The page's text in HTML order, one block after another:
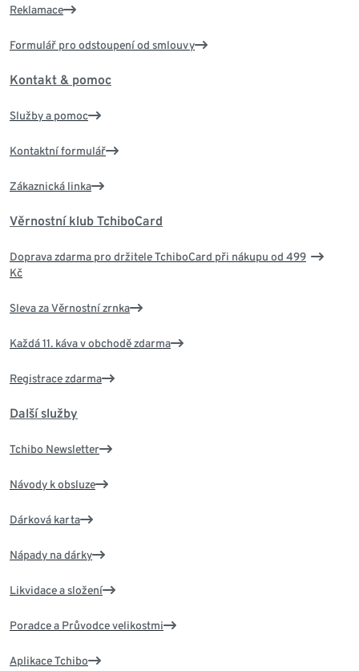
Reklamace
Formulář pro odstoupení od smlouvy
Kontakt & pomoc
Služby a pomoc
Kontaktní formulář
Zákaznická linka
Věrnostní klub TchiboCard
Doprava zdarma pro držitele TchiboCard při nákupu od 499
Kč
Sleva za Věrnostní zrnka
Každá 11. káva v obchodě zdarma
Registrace zdarma
Další služby
Tchibo Newsletter
Návody k obsluze
Dárková karta
Nápady na dárky
Likvidace a složení
Poradce a Průvodce velikostmi
Aplikace Tchibo